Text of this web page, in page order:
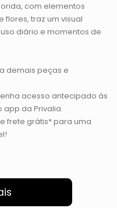
com elementos
traz um visual
diário e momentos de
demais peças e
acesso antecipado às
da Privalia.
frete grátis* para uma